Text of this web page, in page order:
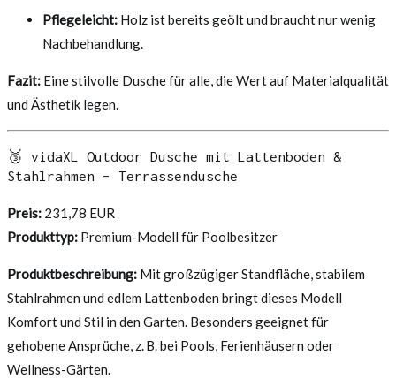
Pflegeleicht: Holz ist bereits geölt und braucht nur wenig
Nachbehandlung.
Fazit: Eine stilvolle Dusche für alle, die Wert auf Materialqualität
und Ästhetik legen.
🥉 vidaXL Outdoor Dusche mit Lattenboden &
Stahlrahmen – Terrassendusche
Preis: 231,78 EUR
Produkttyp: Premium-Modell für Poolbesitzer
Produktbeschreibung: Mit großzügiger Standfläche, stabilem
Stahlrahmen und edlem Lattenboden bringt dieses Modell
Komfort und Stil in den Garten. Besonders geeignet für
gehobene Ansprüche, z. B. bei Pools, Ferienhäusern oder
Wellness-Gärten.